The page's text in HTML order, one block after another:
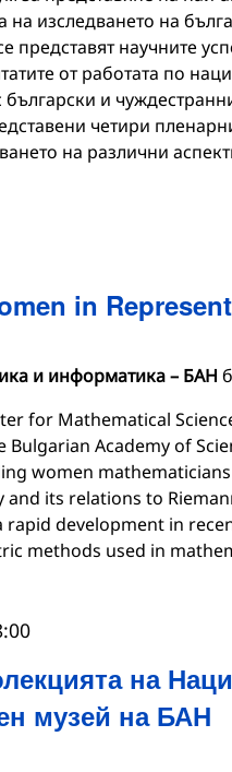
на изследването на
представят научните
от работата по
български и
четири
на различни
in
и информатика – БАН
for Mathematical
Academy of
women
its relations to
rapid development in
methods used in
на
музей на БАН